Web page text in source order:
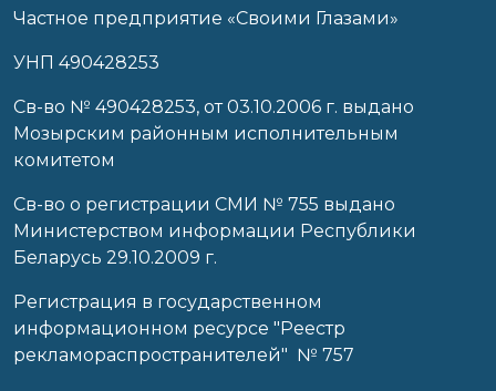
Частное предприятие «Своими Глазами»
УНП 490428253
Cв-во № 490428253, от 03.10.2006 г. выдано
Мозырским районным исполнительным
комитетом
Св-во о регистрации СМИ № 755 выдано
Министерством информации Республики
Беларусь 29.10.2009 г.
Регистрация в государственном
информационном ресурсе "Реестр
рекламораспространителей" № 757